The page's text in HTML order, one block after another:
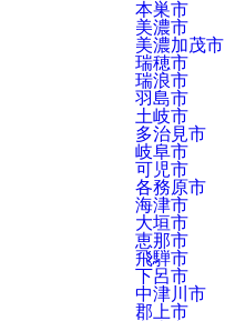
本巣市
美濃市
美濃加茂市
瑞穂市
瑞浪市
羽島市
土岐市
多治見市
岐阜市
可児市
各務原市
海津市
大垣市
恵那市
飛騨市
下呂市
中津川市
郡上市